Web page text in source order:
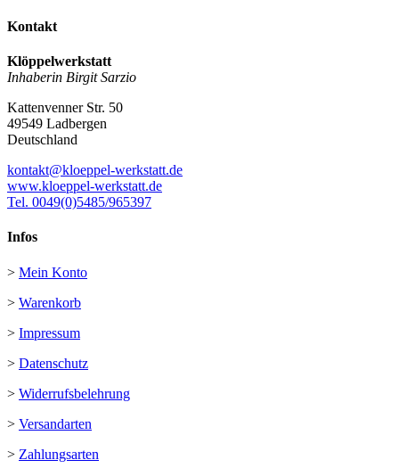
Kontakt
Klöppelwerkstatt
Inhaberin Birgit Sarzio
Kattenvenner Str. 50
49549 Ladbergen
Deutschland
kontakt@kloeppel-werkstatt.de
www.kloeppel-werkstatt.de
Tel. 0049(0)5485/965397
Infos
> Mein Konto
> Warenkorb
> Impressum
> Datenschutz
> Widerrufsbelehrung
> Versandarten
> Zahlungsarten